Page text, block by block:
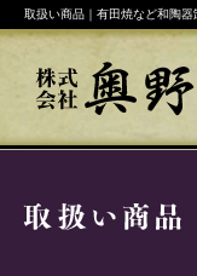
取扱い商品｜有田焼など和陶